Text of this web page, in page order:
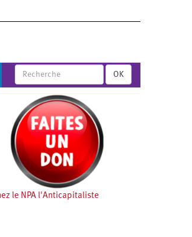
OK
le NPA l'Anticapitaliste